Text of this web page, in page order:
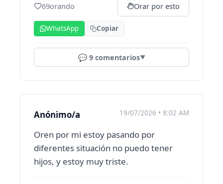
69orando Orar por esto
WhatsApp Copiar
💬 9comentarios▼
Anónimo/a 19/07/2026 • 8:02 AM
Oren por mi estoy pasando por
diferentes situación no puedo tener
hijos, y estoy muy triste.